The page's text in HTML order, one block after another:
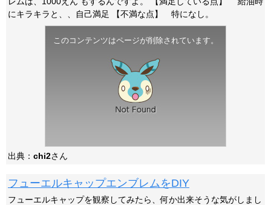
にキラキラと、、自己満足 【不満な点】 特になし。
このコンテンツはページが削除されています。
出典： chi2さん
フューエルキャップエンブレムをDIY
フューエルキャップを観察してみたら、何か出来そうな気がしまし